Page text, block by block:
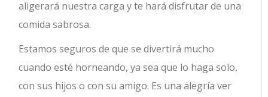
aligerará nuestra carga y te hará disfrutar de una
comida sabrosa.
Estamos seguros de que se divertirá mucho
cuando esté horneando, ya sea que lo haga solo,
con sus hijos o con su amigo. Es una alegría ver